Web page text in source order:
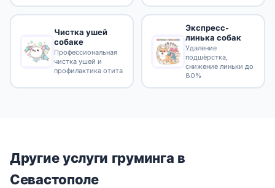
Чистка ушей
собаке
Профессиональная
чистка ушей и
профилактика отита
Экспресс-
линька собак
Удаление
подшёрстка,
снижение линьки до
80%
Другие услуги груминга в
Севастополе